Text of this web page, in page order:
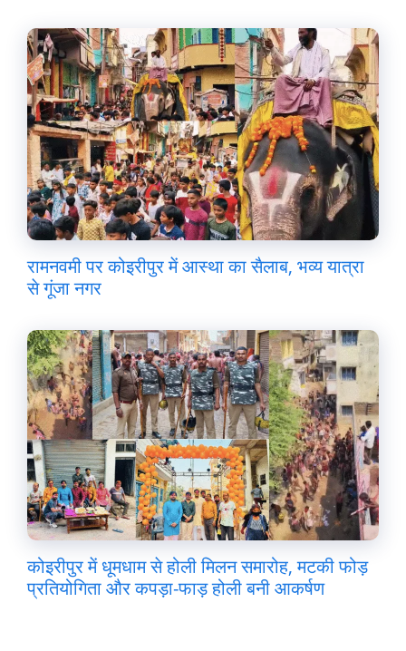
रामनवमी पर कोइरीपुर में आस्था का सैलाब, भव्य यात्रा
से गूंजा नगर
कोइरीपुर में धूमधाम से होली मिलन समारोह, मटकी फोड़
प्रतियोगिता और कपड़ा-फाड़ होली बनी आकर्षण